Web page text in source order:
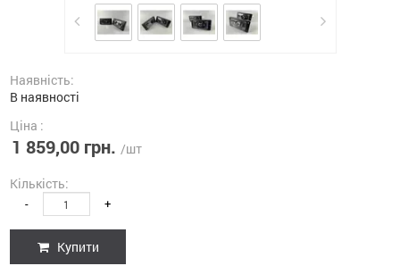
Наявність:
В наявності
Ціна :
1 859,00 грн. /шт
Кількість:
- +
Купити